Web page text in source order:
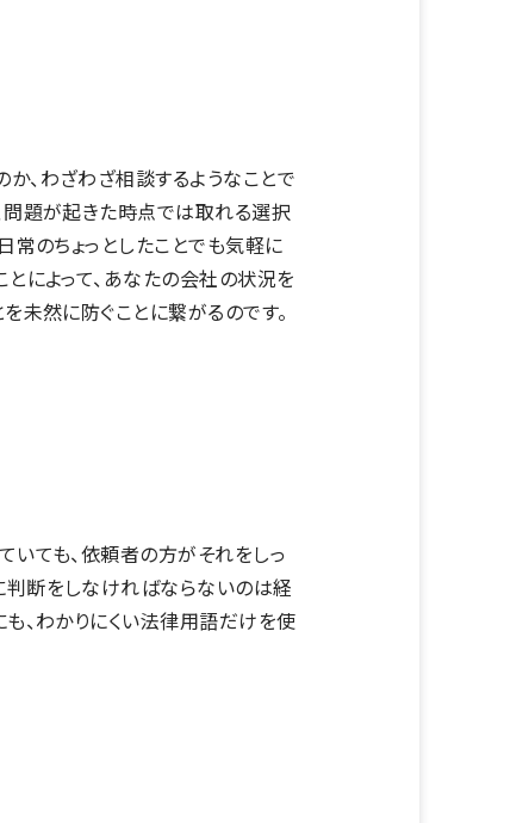
、わざわざ相談するようなことで
問題が起きた時点では取れる選択
常のちょっとしたことでも気軽に
によって、あなたの会社の状況を
未然に防ぐことに繋がるのです。
いても、依頼者の方がそれをしっ
判断をしなければならないのは経
、わかりにくい法律用語だけを使